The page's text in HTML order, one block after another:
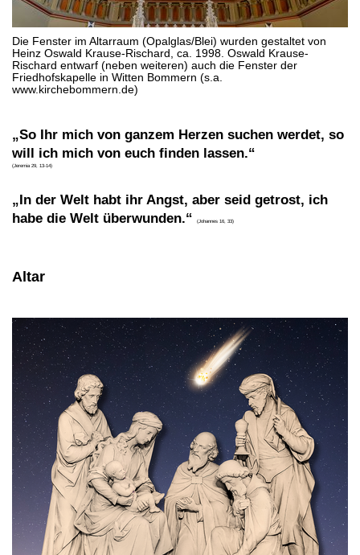
Die Fenster im Altarraum (Opalglas/Blei) wurden gestaltet von
Heinz Oswald Krause-Rischard, ca. 1998. Oswald Krause-
Rischard entwarf (neben weiteren) auch die Fenster der
Friedhofskapelle in Witten Bommern (s.a.
www.kirchebommern.de)
„So Ihr mich von ganzem Herzen suchen werdet, so
will ich mich von euch finden lassen.“
(Jeremia 29, 13-14)
„In der Welt habt ihr Angst, aber seid getrost, ich
habe die Welt überwunden.“
(Johannes 16, 33)
Altar